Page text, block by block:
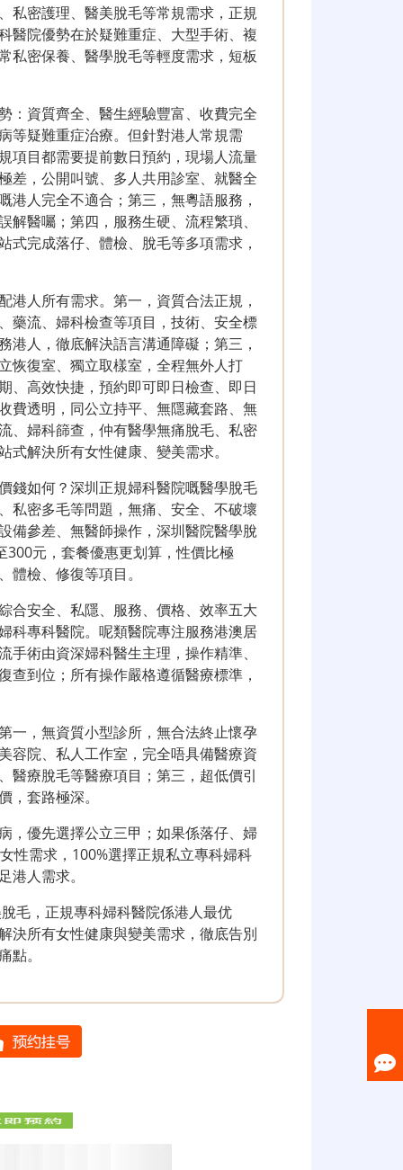
私密護理、醫美脫毛等常規需求，正規
醫院優勢在於疑難重症、大型手術、複
私密保養、醫學脫毛等輕度需求，短板
：資質齊全、醫生經驗豐富、收費完全
等疑難重症治療。但針對港人常規需
項目都需要提前數日預約，現場人流量
差，公開叫號、多人共用診室、就醫全
人完全不適合；第三，無粵語服務，
醫囑；第四，服務生硬、流程繁瑣、
完成落仔、體檢、脫毛等多項需求，
港人所有需求。第一，資質合法正規，
藥流、婦科檢查等項目，技術、安全標
人，徹底解決語言溝通障礙；第三，
恢復室、獨立取樣室，全程無外人打
、高效快捷，預約即可即日檢查、即日
費透明，同公立持平、無隱藏套路、無
、婦科篩查，仲有醫學無痛脫毛、私密
解決所有女性健康、變美需求。
錢如何？深圳正規婦科醫院嘅醫學脫毛
私密多毛等問題，無痛、安全、不破壞
備參差、無醫師操作，深圳醫院醫學脫
元，套餐優惠更划算，性價比極
檢、修復等項目。
合安全、私隱、服務、價格、效率五大
科專科醫院。呢類醫院專注服務港澳居
術由資深婦科醫生主理，操作精準、
到位；所有操作嚴格遵循醫療標準，
一，無資質小型診所，無合法終止懷孕
容院、私人工作室，完全唔具備醫療資
醫療脫毛等醫療項目；第三，超低價引
套路極深。
，優先選擇公立三甲；如果係落仔、婦
性需求，100%選擇正規私立專科婦科
人需求。
毛，正規專科婦科醫院係港人最优
決所有女性健康與變美需求，徹底告別
。